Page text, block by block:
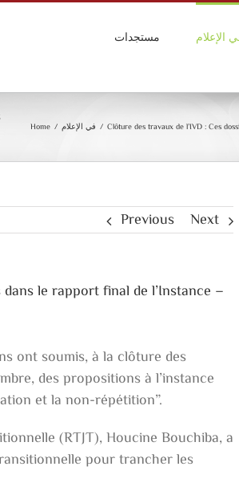
مستجدات الإعلام
Home / في الإعلام / Clôture des travaux de l’IVD : Ces
Previous Next
le rapport final de l’Instance –
ont soumis, à la clôture des
des propositions à l’instance
et la non-répétition”.
(RTJT), Houcine Bouchiba, a
pour trancher les